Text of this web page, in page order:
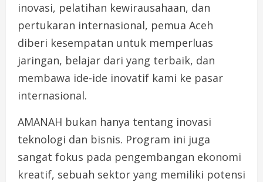
inovasi, pelatihan kewirausahaan, dan
pertukaran internasional, pemua Aceh
diberi kesempatan untuk memperluas
jaringan, belajar dari yang terbaik, dan
membawa ide-ide inovatif kami ke pasar
internasional.
AMANAH bukan hanya tentang inovasi
teknologi dan bisnis. Program ini juga
sangat fokus pada pengembangan ekonomi
kreatif, sebuah sektor yang memiliki potensi